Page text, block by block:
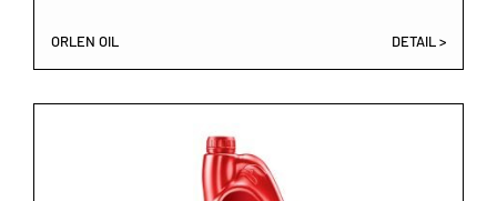
ORLEN OIL DETAIL >